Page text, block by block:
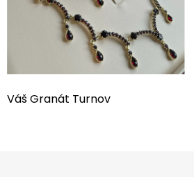
Váš Granát Turnov